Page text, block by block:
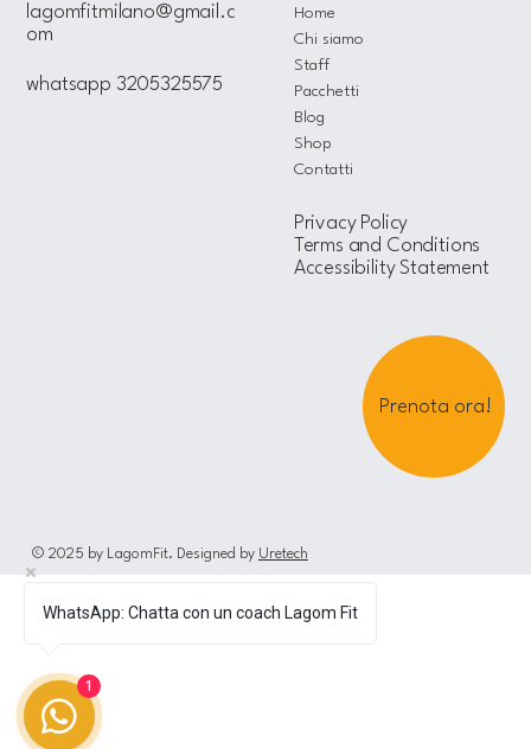
lagomfitmilano@gmail.c
om
whatsapp 3205325575
Home
Chi siamo
Staff
Pacchetti
Blog
Shop
Contatti
Privacy Policy
Terms and Conditions
Accessibility Statement
Prenota ora!
© 2025 by LagomFit. Designed by Uretech
WhatsApp: Chatta con un coach Lagom Fit
1